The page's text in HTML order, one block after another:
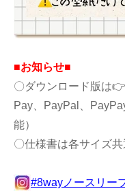
■お知らせ■
〇ダウンロード版は
Pay、PayPal、
能）
〇仕様書は各サイズ共
#8wayノースリー